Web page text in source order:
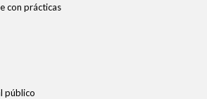
con prácticas
público